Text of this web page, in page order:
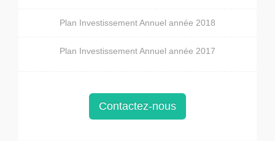
Plan Investissement Annuel année 2018
Plan Investissement Annuel année 2017
Contactez-nous